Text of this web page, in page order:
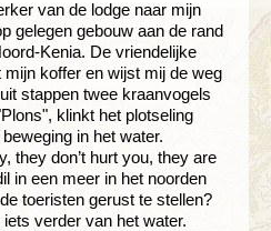
van de lodge naar mijn
gelegen gebouw aan de rand
Kenia. De vriendelijke
koffer en wijst mij de weg
stappen twee kraanvogels
klinkt het plotseling
in het water.
they don’t hurt you, they are
in een meer in het noorden
toeristen gerust te stellen?
verder van het water.